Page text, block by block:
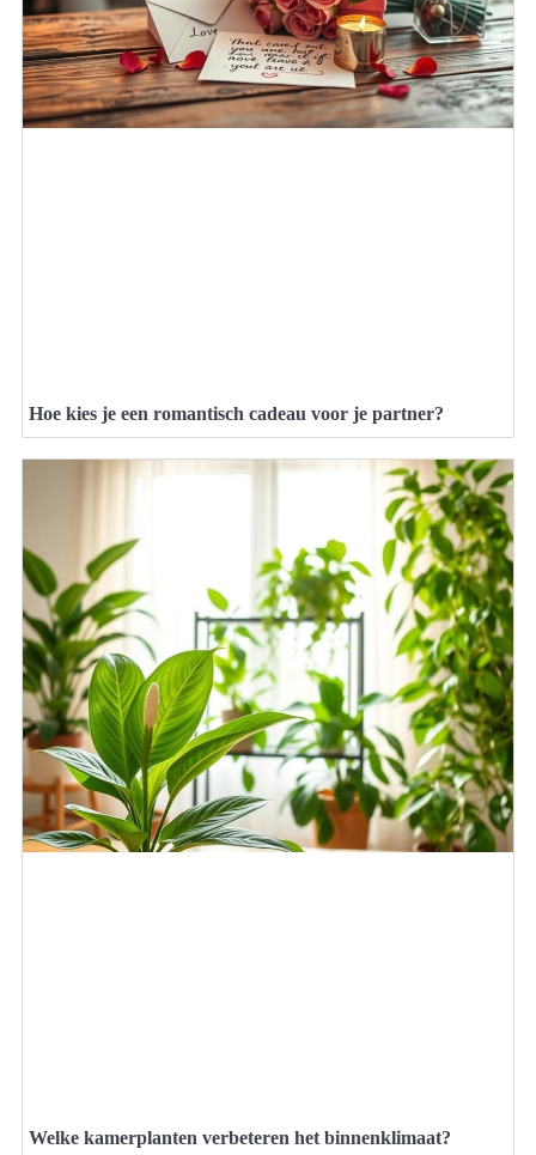
Hoe kies je een romantisch cadeau voor je partner?
Welke kamerplanten verbeteren het binnenklimaat?